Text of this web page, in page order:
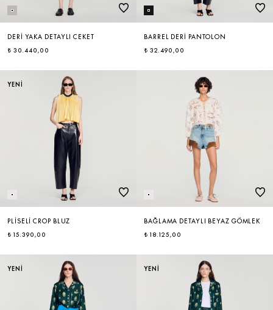
DERI YAKA DETAYLI CEKET
₺ 30.440,00
BARREL DERI PANTOLON
₺ 32.490,00
YENİ
PLISELI CROP BLUZ
₺ 15.390,00
BAĞLAMA DETAYLI BEYAZ GÖMLEK
₺ 18.125,00
YENİ YENİ